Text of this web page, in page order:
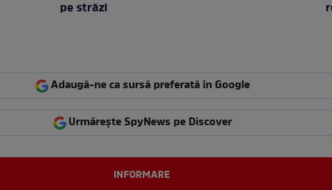
pe străzi
Adaugă-ne ca sursă preferată în Google
Urmărește SpyNews pe Discover
INFORMARE